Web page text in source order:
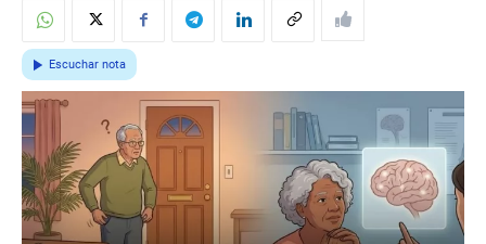
Escuchar nota